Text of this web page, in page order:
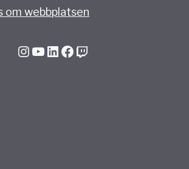
om webbplatsen
InstagramYouTube LinkedIn Facebook Twitch